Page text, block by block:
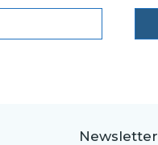
Newsletter